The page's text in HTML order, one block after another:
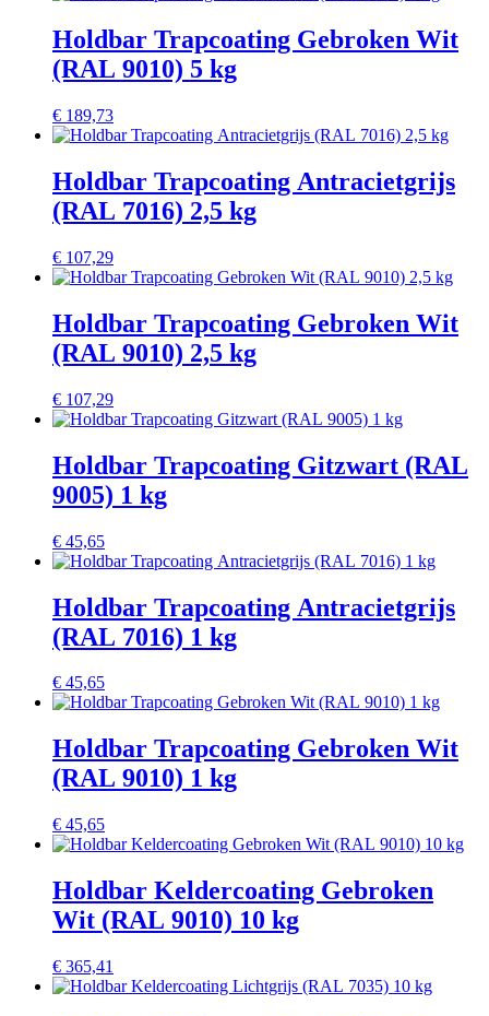
Holdbar Trapcoating Gebroken Wit
(RAL 9010) 5 kg
€ 189,73
Holdbar Trapcoating Antracietgrijs
(RAL 7016) 2,5 kg
€ 107,29
Holdbar Trapcoating Gebroken Wit
(RAL 9010) 2,5 kg
€ 107,29
Holdbar Trapcoating Gitzwart (RAL
9005) 1 kg
€ 45,65
Holdbar Trapcoating Antracietgrijs
(RAL 7016) 1 kg
€ 45,65
Holdbar Trapcoating Gebroken Wit
(RAL 9010) 1 kg
€ 45,65
Holdbar Keldercoating Gebroken
Wit (RAL 9010) 10 kg
€ 365,41